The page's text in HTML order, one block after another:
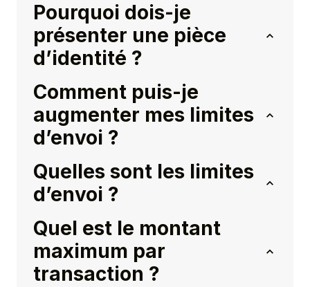
Pourquoi dois-je
présenter une pièce
d’identité ?
Comment puis-je
augmenter mes limites
d’envoi ?
Quelles sont les limites
d’envoi ?
Quel est le montant
maximum par
transaction ?